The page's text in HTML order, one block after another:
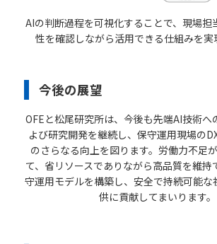
AIの判断過程を可視化することで、現場担
性を確認しながら活用できる仕組みを実
今後の展望
OFEと松尾研究所は、今後も先端AI技術へ
よび研究開発を継続し、保守運用現場の
のさらなる向上を図ります。労働力不足
て、省リソースでありながら高品質を維持
守運用モデルを構築し、安全で持続可能な
供に貢献してまいります。